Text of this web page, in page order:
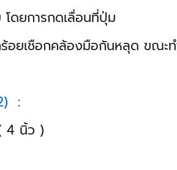
ยการกดเลื่อนที่ปุ่ม
ชือกคล้องมือกันหลุด ขณะทำ
:
นิ้ว )